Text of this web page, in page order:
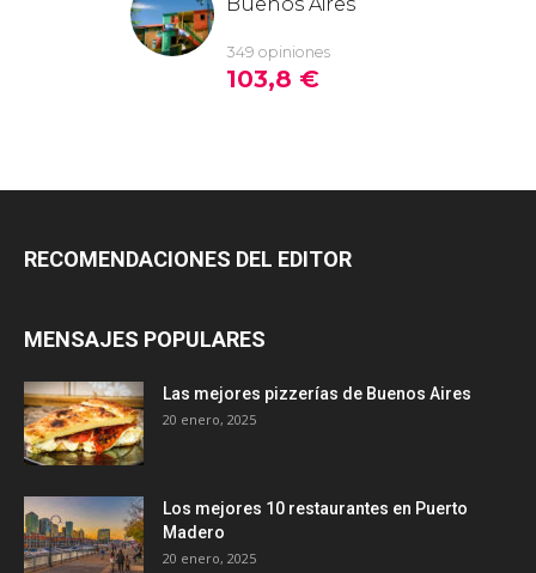
RECOMENDACIONES DEL EDITOR
MENSAJES POPULARES
Las mejores pizzerías de Buenos Aires
20 enero, 2025
Los mejores 10 restaurantes en Puerto
Madero
20 enero, 2025